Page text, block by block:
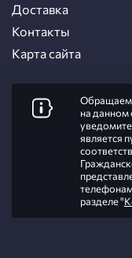
Доставка
Контакты
Карта сайта
Обращаем
на данном
является
разделе "